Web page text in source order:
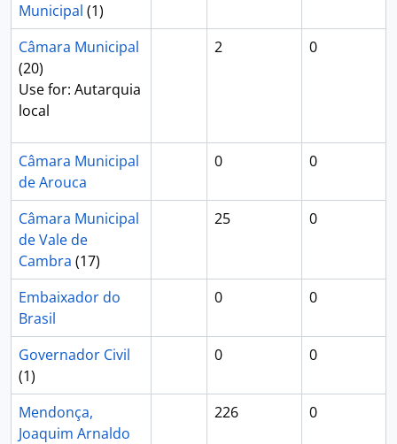
Municipal (1)
Câmara Municipal
(20)
Use for: Autarquia
local
2 0
Câmara Municipal
de Arouca
0 0
Câmara Municipal
de Vale de
Cambra (17)
25 0
Embaixador do
Brasil
0 0
Governador Civil
(1)
0 0
Mendonça,
Joaquim Arnaldo
226 0